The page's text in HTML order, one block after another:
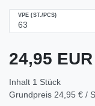
VPE (ST./PCS)
24,95 EUR
Inhalt 1 Stück
Grundpreis 24,95 € /